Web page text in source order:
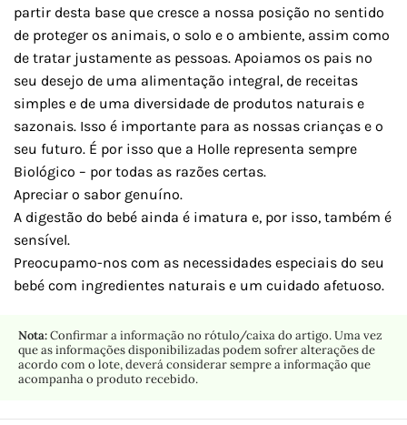
partir desta base que cresce a nossa posição no sentido
de proteger os animais, o solo e o ambiente, assim como
de tratar justamente as pessoas. Apoiamos os pais no
seu desejo de uma alimentação integral, de receitas
simples e de uma diversidade de produtos naturais e
sazonais. Isso é importante para as nossas crianças e o
seu futuro. É por isso que a Holle representa sempre
Biológico – por todas as razões certas.
Apreciar o sabor genuíno.
A digestão do bebé ainda é imatura e, por isso, também é
sensível.
Preocupamo-nos com as necessidades especiais do seu
bebé com ingredientes naturais e um cuidado afetuoso.
Nota:Confirmar a informação no rótulo/caixa do artigo. Uma vez
que as informações disponibilizadas podem sofrer alterações de
acordo com o lote, deverá considerar sempre a informação que
acompanha o produto recebido.